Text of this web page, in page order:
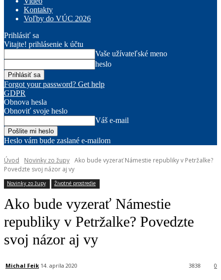
Kontakty
Voľby do VÚC 2026
Prihlásiť sa
Vitajte! prihlásenie k účtu
Vaše užívateľské meno
heslo
Forgot your password? Get help
GDPR
Obnova hesla
Obnoviť svoje heslo
Váš e-mail
Heslo vám bude zaslané e-mailom
Úvod Novinky zo župy Ako bude vyzerať Námestie republiky v Petržalke?
Povedzte svoj názor aj vy
Novinky zo župy Životné prostredie
Ako bude vyzerať Námestie
republiky v Petržalke? Povedzte
svoj názor aj vy
Michal Feik 14. apríla 2020 0
3838